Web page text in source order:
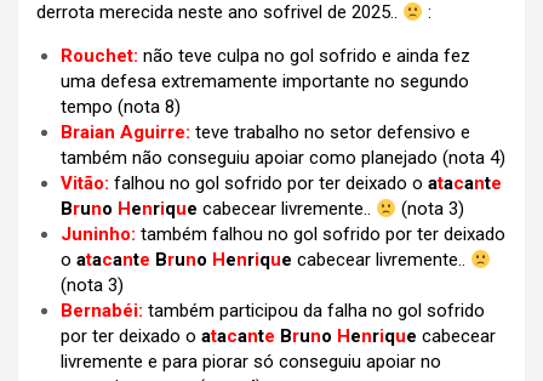
derrota merecida neste ano sofrivel de 2025..
:
Rouchet: não teve culpa no gol sofrido e ainda fez
uma defesa extremamente importante no segundo
tempo (nota 8)
Braian Aguirre: teve trabalho no setor defensivo e
também não conseguiu apoiar como planejado (nota 4)
Vitão: falhou no gol sofrido por ter deixado o atacante
Bruno Henrique cabecear livremente..
(nota 3)
Juninho: também falhou no gol sofrido por ter deixado
o atacante Bruno Henrique cabecear livremente..
(nota 3)
Bernabéi: também participou da falha no gol sofrido
por ter deixado o atacante Bruno Henrique cabecear
livremente e para piorar só conseguiu apoiar no